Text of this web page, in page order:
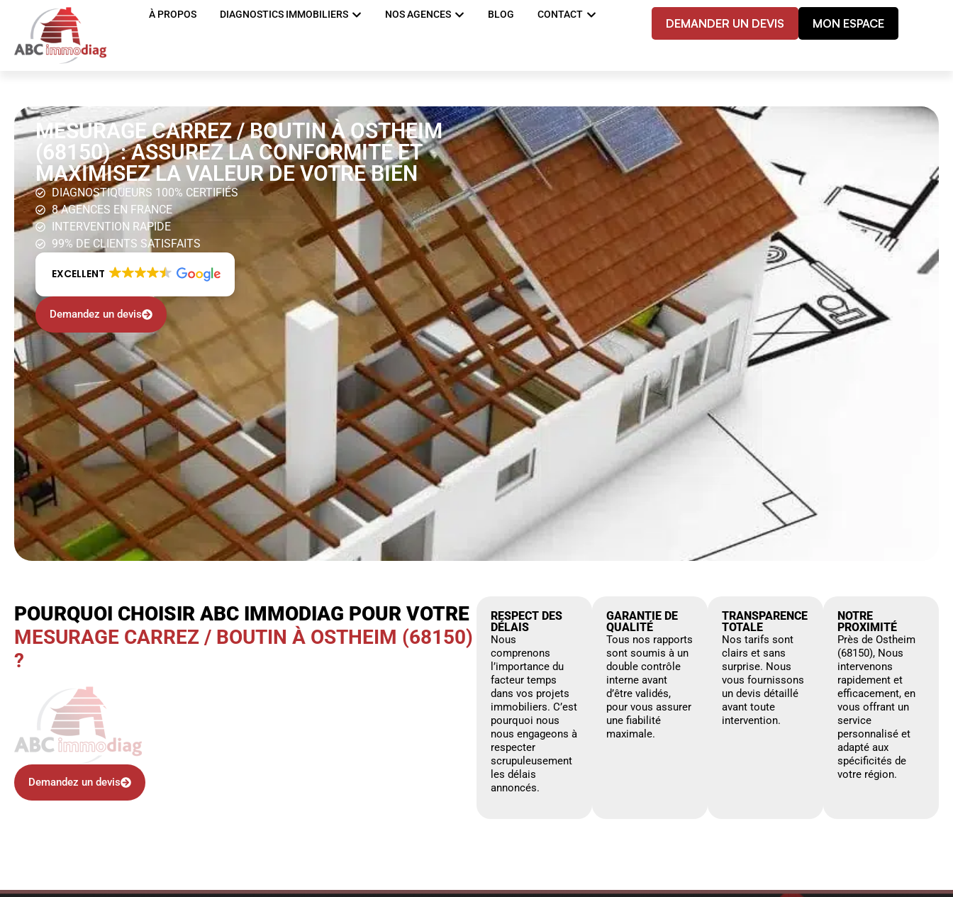
À PROPOS DIAGNOSTICS IMMOBILIERS NOS AGENCES BLOG CONTACT
DEMANDER UN DEVIS MON ESPACE
MESURAGE CARREZ / BOUTIN À OSTHEIM
(68150) : ASSUREZ LA CONFORMITÉ ET
MAXIMISEZ LA VALEUR DE VOTRE BIEN
DIAGNOSTIQUEURS 100% CERTIFIÉS
8 AGENCES EN FRANCE
INTERVENTION RAPIDE
99% DE CLIENTS SATISFAITS
EXCELLENT
Demandez un devis
POURQUOI CHOISIR ABC IMMODIAG POUR VOTRE
MESURAGE CARREZ / BOUTIN À OSTHEIM (68150)
?
Demandez un devis
RESPECT DES
DÉLAIS
Nous
comprenons
l’importance du
facteur temps
dans vos projets
immobiliers. C’est
pourquoi nous
nous engageons à
respecter
scrupuleusement
les délais
annoncés.
GARANTIE DE
QUALITÉ
Tous nos rapports
sont soumis à un
double contrôle
interne avant
d’être validés,
pour vous assurer
une fiabilité
maximale.
TRANSPARENCE
TOTALE
Nos tarifs sont
clairs et sans
surprise. Nous
vous fournissons
un devis détaillé
avant toute
intervention.
NOTRE
PROXIMITÉ
Près de Ostheim
(68150), Nous
intervenons
rapidement et
efficacement, en
vous offrant un
service
personnalisé et
adapté aux
spécificités de
votre région.